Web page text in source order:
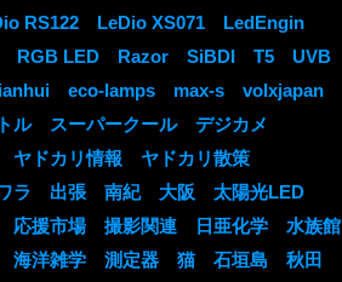
RS122 LeDio XS071
LedEngin
RGB LED Razor SiBDI T5
UVB
eco-lamps max-s
volxjapan
ル スーパークール
デジカメ
ヤドカリ情報
ヤドカリ散策
ラ 出張 南紀 大阪
太陽光LED
応援市場 撮影関連 日亜化学
水族館
海洋雑学 測定器 猫 石垣島
秋田